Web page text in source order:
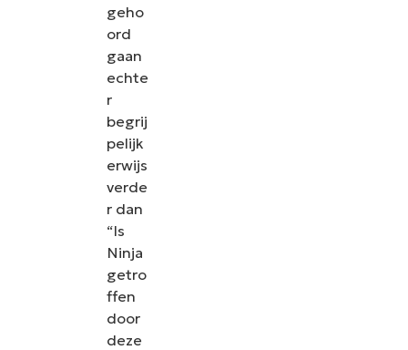
geho
ord
gaan
echte
r
begrij
pelijk
erwijs
verde
r dan
“Is
Ninja
getro
ffen
door
deze